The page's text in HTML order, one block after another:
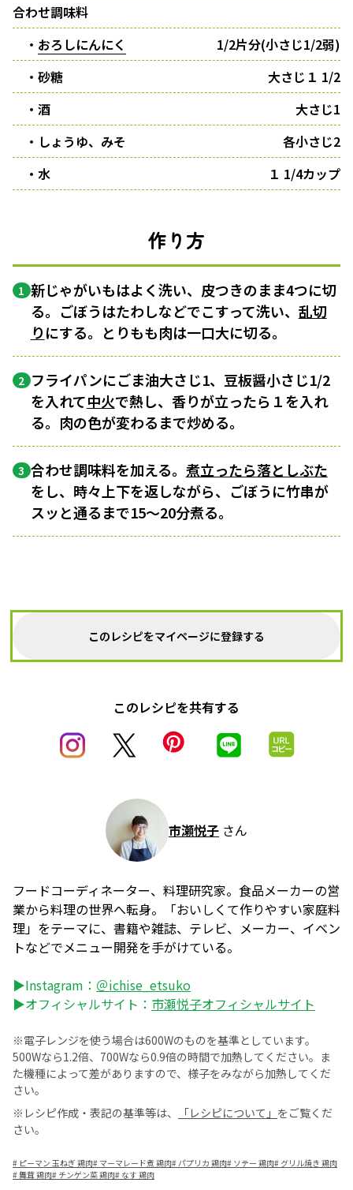
合わせ調味料
・ おろしにんにく
1/2片分(小さじ1/2弱)
・砂糖
大さじ１ 1/2
・酒
大さじ1
・しょうゆ、みそ
各小さじ2
・水
１ 1/4カップ
作り方
1 新じゃがいもはよく洗い、皮つきのまま4つに切
る。ごぼうはたわしなどでこすって洗い、 乱切
りにする。とりもも肉は一口大に切る。
2 フライパンにごま油大さじ1、豆板醤小さじ1/2
を入れて中火で熱し、香りが立ったら１を入れ
る。肉の色が変わるまで炒める。
3 合わせ調味料を加える。 煮立ったら落としぶた
をし、時々上下を返しながら、ごぼうに竹串が
スッと通るまで15〜20分煮る。
このレシピをマイページに登録する
このレシピを共有する
市瀬悦子 さん
フードコーディネーター、料理研究家。食品メーカーの営
業から料理の世界へ転身。「おいしくて作りやすい家庭料
理」をテーマに、書籍や雑誌、テレビ、メーカー、イベン
トなどでメニュー開発を手がけている。
▶Instagram： ＠ichise_etsuko
▶オフィシャルサイト： 市瀬悦子オフィシャルサイト
※電子レンジを使う場合は600Wのものを基準としています。
500Wなら1.2倍、700Wなら0.9倍の時間で加熱してください。ま
た機種によって差がありますので、様子をみながら加熱してくだ
さい。
※レシピ作成・表記の基準等は、
「レシピについて」 をご覧くだ
さい。
# ピーマン 玉ねぎ 鶏肉# マーマレード煮 鶏肉#パプリカ 鶏肉# ソテー 鶏肉# グリル焼き 鶏肉
#舞茸 鶏肉# チンゲン菜 鶏肉# なす 鶏肉